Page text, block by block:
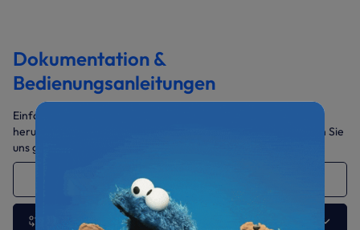
Dokumentation &
Bedienungsanleitungen
Einfach die benötigten Dokumente auswählen und gesammelt
herunterladen. Sollten Sie weitere Daten benötigen, sprechen Sie
uns gerne jederzeit an.
GMV-ND056PHS 5.6 kW
Andere Ausführung wählen